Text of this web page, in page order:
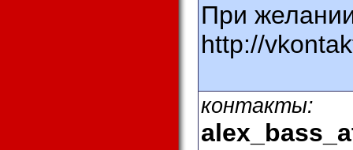
При
http://
контакты: